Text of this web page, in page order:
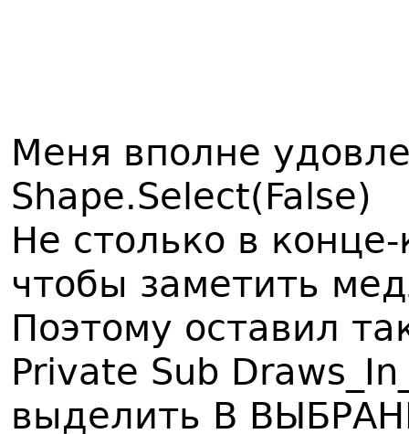
Меня вполне
Shape.Select(False)
Не столько в
чтобы заметить
Поэтому оставил
Private Sub
выделить В